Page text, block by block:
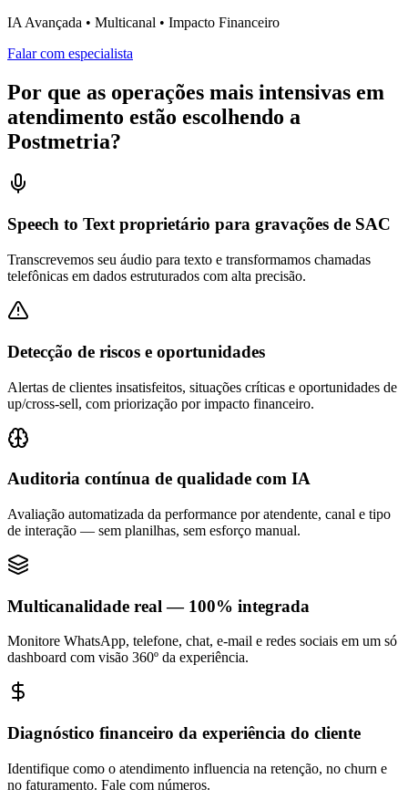
IA Avançada • Multicanal • Impacto Financeiro
Falar com especialista
Por que as operações mais intensivas em
atendimento estão escolhendo a
Postmetria?
Speech to Text proprietário para gravações de SAC
Transcrevemos seu áudio para texto e transformamos chamadas
telefônicas em dados estruturados com alta precisão.
Detecção de riscos e oportunidades
Alertas de clientes insatisfeitos, situações críticas e oportunidades de
up/cross-sell, com priorização por impacto financeiro.
Auditoria contínua de qualidade com IA
Avaliação automatizada da performance por atendente, canal e tipo
de interação — sem planilhas, sem esforço manual.
Multicanalidade real — 100% integrada
Monitore WhatsApp, telefone, chat, e-mail e redes sociais em um só
dashboard com visão 360º da experiência.
Diagnóstico financeiro da experiência do cliente
Identifique como o atendimento influencia na retenção, no churn e
no faturamento. Fale com números.